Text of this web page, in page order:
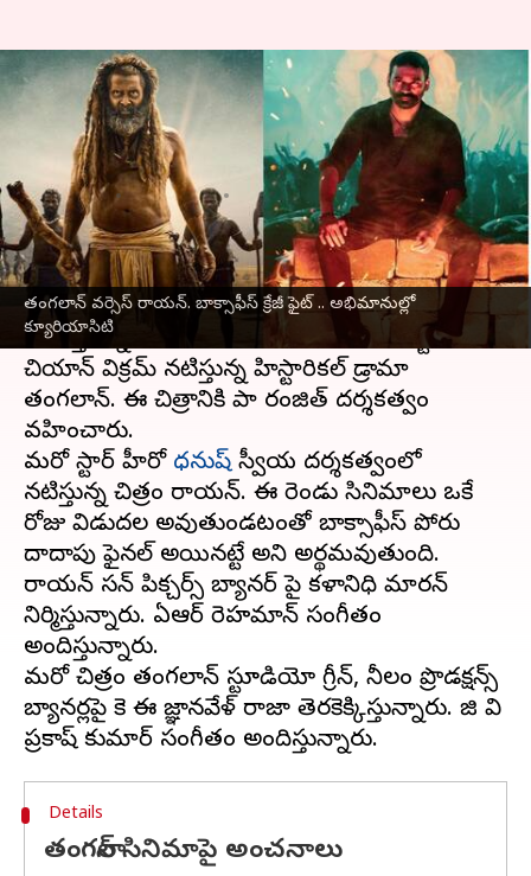
తంగలాన్ వర్సెస్ రాయన్. బాక్సాఫీస్ క్రేజీ ఫైట్ .. అభిమానుల్లో
క్యూరియాసిటి
Thangalaan: తంగలాన్ వర్సెస్
రాయన్. బాక్సాఫీస్ క్రేజీ ఫైట్ ..
అభిమానుల్లో క్యూరియాసిటి
వ్రాసిన వారు Stalin May 07, 2024 12:29 pm
ఈ వార్తాకథనం ఏంటి
జూన్ 13 బాక్సాఫీస్ వద్ద అభిమానుల్లో క్యూరియాసిటి
పెంచేస్తున్నాయి రెండు సినిమాలు.కోలీవుడ్స్టార్ హీరో
చియాన్ విక్రమ్ నటిస్తున్న హిస్టారికల్ డ్రామా
తంగలాన్. ఈ చిత్రానికి పా రంజిత్ దర్శకత్వం
వహించారు.
మరో స్టార్ హీరో ధనుష్స్వీయ దర్శకత్వంలో
నటిస్తున్న చిత్రం రాయన్. ఈ రెండు సినిమాలు ఒకే
రోజు విడుదల అవుతుండటంతో బాక్సాఫీస్ పోరు
దాదాపు ఫైనల్ అయినట్టే అని అర్థమవుతుంది.
రాయన్ సన్ పిక్చర్స్ బ్యానర్ పై కళానిధి మారన్
నిర్మిస్తున్నారు. ఏఆర్ రెహమాన్ సంగీతం
అందిస్తున్నారు.
మరో చిత్రం తంగలాన్ స్టూడియో గ్రీన్, నీలం ప్రొడక్షన్స్
బ్యానర్లపై కె ఈ జ్ఞానవేళ్ రాజా తెరకెక్కిస్తున్నారు. జి వి
Details
తంగలాన్ సినిమాపై అంచనాలు